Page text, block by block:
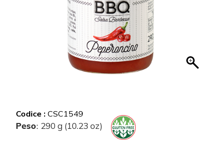
Codice : CSC1549
Peso: 290 g (10.23 oz)